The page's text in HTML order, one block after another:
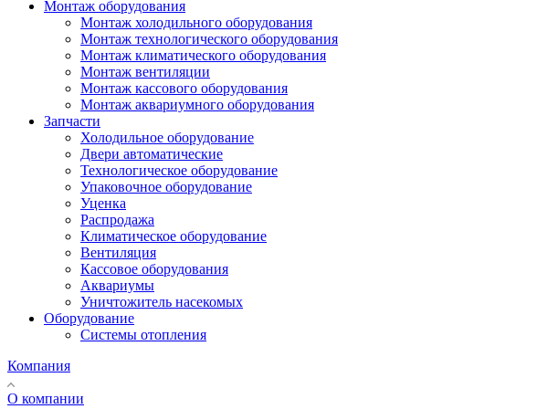
Монтаж оборудования
Монтаж холодильного оборудования
Монтаж технологического оборудования
Монтаж климатического оборудования
Монтаж вентиляции
Монтаж кассового оборудования
Монтаж аквариумного оборудования
Запчасти
Холодильное оборудование
Двери автоматические
Технологическое оборудование
Упаковочное оборудование
Уценка
Распродажа
Климатическое оборудование
Вентиляция
Кассовое оборудования
Аквариумы
Уничтожитель насекомых
Оборудование
Системы отопления
Компания
О компании